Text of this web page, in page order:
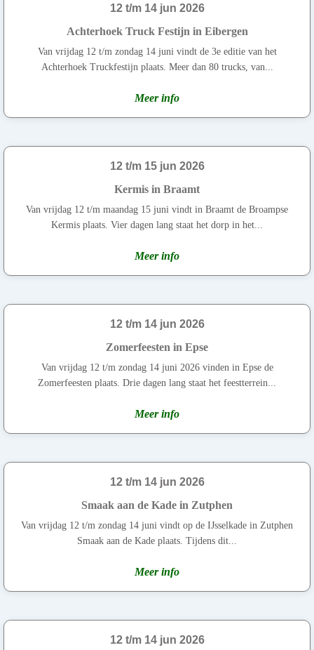
12 t/m 14 jun 2026
Achterhoek Truck Festijn in Eibergen
Van vrijdag 12 t/m zondag 14 juni vindt de 3e editie van het
Achterhoek Truckfestijn plaats. Meer dan 80 trucks, van...
Meer info
12 t/m 15 jun 2026
Kermis in Braamt
Van vrijdag 12 t/m maandag 15 juni vindt in Braamt de Broampse
Kermis plaats. Vier dagen lang staat het dorp in het...
Meer info
12 t/m 14 jun 2026
Zomerfeesten in Epse
Van vrijdag 12 t/m zondag 14 juni 2026 vinden in Epse de
Zomerfeesten plaats. Drie dagen lang staat het feestterrein...
Meer info
12 t/m 14 jun 2026
Smaak aan de Kade in Zutphen
Van vrijdag 12 t/m zondag 14 juni vindt op de IJsselkade in Zutphen
Smaak aan de Kade plaats. Tijdens dit...
Meer info
12 t/m 14 jun 2026